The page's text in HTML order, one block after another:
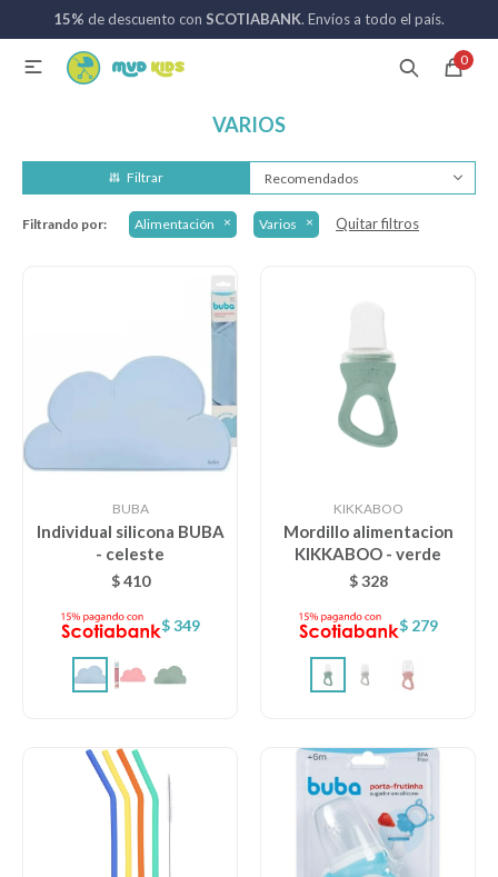
15% de descuento con SCOTIABANK. Envíos a todo el país.
0

VARIOS
Recomendados
Filtrando por: Alimentación Varios Quitar filtros
BUBA
Individual silicona BUBA
- celeste
$ 410
$ 349
KIKKABOO
Mordillo alimentacion
KIKKABOO - verde
$ 328
$ 279
MI CUENTA
Coches de bebé
Baño
Descanso
Juguetes